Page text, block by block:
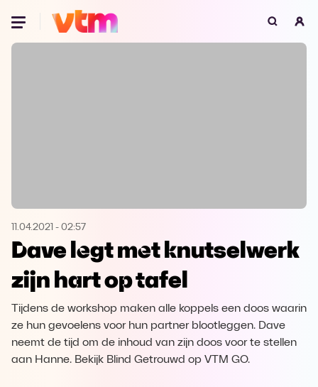
Oeps, browser niet ondersteund
Microsoft Edge Download
Opera
11.04.2021 - 02:57
Dave legt met knutselwerk
zijn hart op tafel
Tijdens de workshop maken alle koppels een doos waarin
ze hun gevoelens voor hun partner blootleggen. Dave
neemt de tijd om de inhoud van zijn doos voor te stellen
aan Hanne. Bekijk Blind Getrouwd op VTM GO.